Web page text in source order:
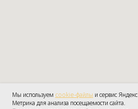
Мы используем cookie-файлы и сервис Яндекс
Метрика для анализа посещаемости сайта.